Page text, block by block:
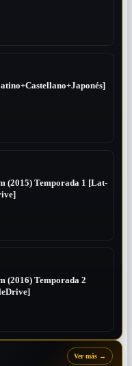
(2015) Temporada 1 [Lat-
(2016) Temporada 2
Ver más →